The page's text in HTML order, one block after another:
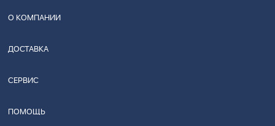
О КОМПАНИИ
ДОСТАВКА
СЕРВИС
ПОМОЩЬ